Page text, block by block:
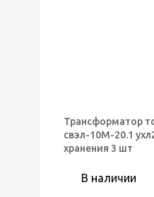
Трансформатор
свэл-10М-20.1
хранения 3 шт
В наличии